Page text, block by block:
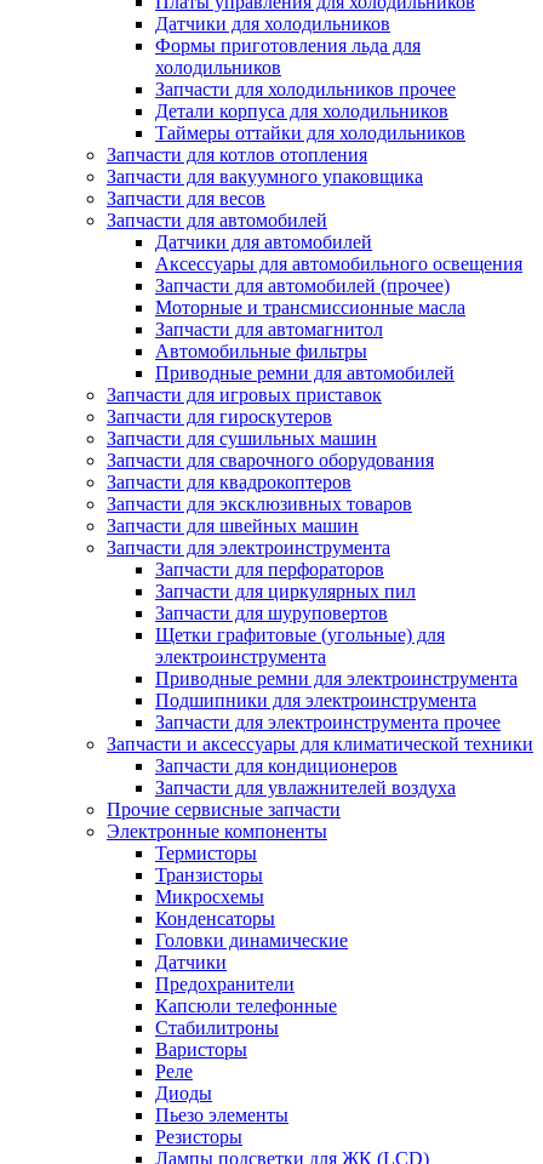
Датчики для холодильников
Формы приготовления льда для
холодильников
Запчасти для холодильников прочее
Детали корпуса для холодильников
Таймеры оттайки для холодильников
Запчасти для котлов отопления
Запчасти для вакуумного упаковщика
Запчасти для весов
Запчасти для автомобилей
Датчики для автомобилей
Аксессуары для автомобильного освещения
Запчасти для автомобилей (прочее)
Моторные и трансмиссионные масла
Запчасти для автомагнитол
Автомобильные фильтры
Приводные ремни для автомобилей
Запчасти для игровых приставок
Запчасти для гироскутеров
Запчасти для сушильных машин
Запчасти для сварочного оборудования
Запчасти для квадрокоптеров
Запчасти для эксклюзивных товаров
Запчасти для швейных машин
Запчасти для электроинструмента
Запчасти для перфораторов
Запчасти для циркулярных пил
Запчасти для шуруповертов
Щетки графитовые (угольные) для
электроинструмента
Приводные ремни для электроинструмента
Подшипники для электроинструмента
Запчасти для электроинструмента прочее
Запчасти и аксессуары для климатической техники
Запчасти для кондиционеров
Запчасти для увлажнителей воздуха
Прочие сервисные запчасти
Электронные компоненты
Термисторы
Транзисторы
Микросхемы
Конденсаторы
Головки динамические
Датчики
Предохранители
Капсюли телефонные
Стабилитроны
Варисторы
Реле
Диоды
Пьезо элементы
Резисторы
Лампы подсветки для ЖК (LCD)